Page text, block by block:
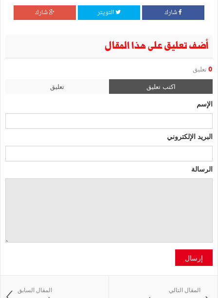
شارك التويتر شارك
أضف تعليق على هذا المقال
0 تعليق
اكتب تعليق تعليق
الإسم
البريد الإلكتروني
الرسالة
إرسال
المقال السابق المقال التالي